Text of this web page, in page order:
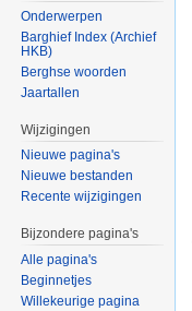
Onderwerpen
Barghief Index (Archief
HKB)
Berghse woorden
Jaartallen
Wijzigingen
Nieuwe pagina's
Nieuwe bestanden
Recente wijzigingen
Bijzondere pagina's
Alle pagina's
Beginnetjes
Willekeurige pagina